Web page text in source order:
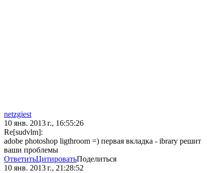
netzgiest
10 янв. 2013 г., 16:55:26
Re[sudvlm]:
adobe photoshop ligthroom =) первая вкладка - ibrary решит
ваши проблемы
ОтветитьЦитироватьПоделиться
10 янв. 2013 г., 21:28:52